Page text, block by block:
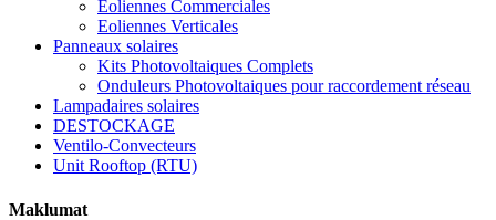
Eoliennes Commerciales
Eoliennes Verticales
Panneaux solaires
Kits Photovoltaiques Complets
Onduleurs Photovoltaiques pour raccordement réseau
Lampadaires solaires
DESTOCKAGE
Ventilo-Convecteurs
Unit Rooftop (RTU)
Maklumat